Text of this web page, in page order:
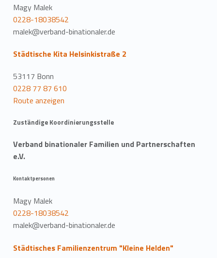
Magy Malek
0228-18038542
malek@verband-binationaler.de
Städtische Kita Helsinkistraße 2
53117 Bonn
0228 77 87 610
Route anzeigen
Zuständige Koordinierungsstelle
Verband binationaler Familien und Partnerschaften
e.V.
Kontaktpersonen
Magy Malek
0228-18038542
malek@verband-binationaler.de
Städtisches Familienzentrum "Kleine Helden"